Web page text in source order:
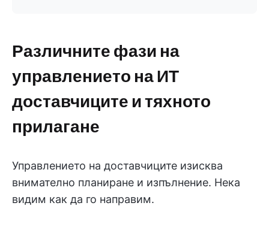
Различните фази на
управлението на ИТ
доставчиците и тяхното
прилагане
Управлението на доставчиците изисква
внимателно планиране и изпълнение. Нека
видим как да го направим.